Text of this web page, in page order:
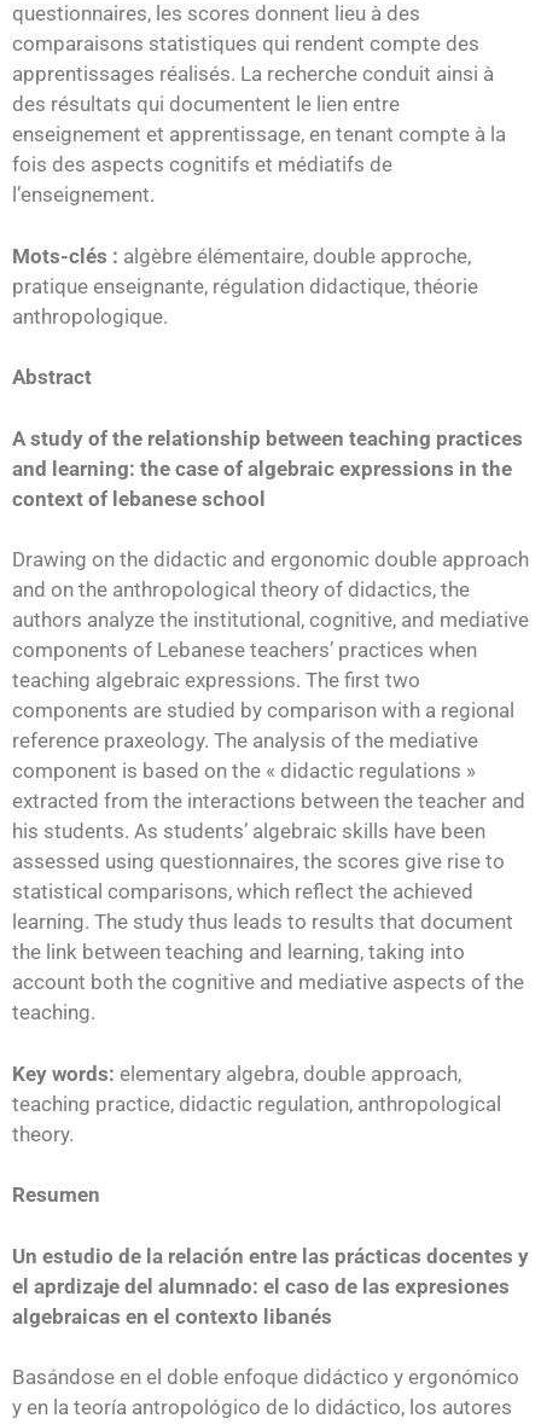
questionnaires, les scores donnent lieu à des
comparaisons statistiques qui rendent compte des
apprentissages réalisés. La recherche conduit ainsi à
des résultats qui documentent le lien entre
enseignement et apprentissage, en tenant compte à la
fois des aspects cognitifs et médiatifs de
l’enseignement.
Mots-clés : algèbre élémentaire, double approche,
pratique enseignante, régulation didactique, théorie
anthropologique.
Abstract
A study of the relationship between teaching practices
and learning: the case of algebraic expressions in the
context of lebanese school
Drawing on the didactic and ergonomic double approach
and on the anthropological theory of didactics, the
authors analyze the institutional, cognitive, and mediative
components of Lebanese teachers’ practices when
teaching algebraic expressions. The first two
components are studied by comparison with a regional
reference praxeology. The analysis of the mediative
component is based on the « didactic regulations »
extracted from the interactions between the teacher and
his students. As students’ algebraic skills have been
assessed using questionnaires, the scores give rise to
statistical comparisons, which reflect the achieved
learning. The study thus leads to results that document
the link between teaching and learning, taking into
account both the cognitive and mediative aspects of the
teaching.
Key words: elementary algebra, double approach,
teaching practice, didactic regulation, anthropological
theory.
Resumen
Un estudio de la relación entre las prácticas docentes y
el aprdizaje del alumnado: el caso de las expresiones
algebraicas en el contexto libanés
Basándose en el doble enfoque didáctico y ergonómico
y en la teoría antropológico de lo didáctico, los autores